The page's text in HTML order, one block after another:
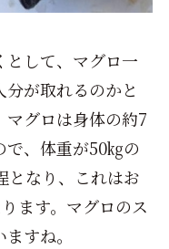
として、マグロ一
が取れるのかと
マグロは身体の約7
、体重が50㎏の
となり、これはお
ます。マグロのス
すね。